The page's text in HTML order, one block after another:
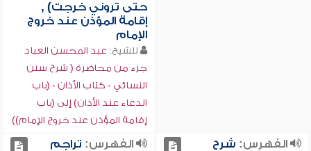
حتى تروني خرجت) ,
إقامة المؤذن عند خروج
الإمام
للشيخ: عبد المحسن العباد
جزء من محاضرة ( شرح سنن
النسائي - كتاب الأذان - (باب
الدعاء عند الأذان) إلى (باب
إقامة المؤذن عند خروج الإمام))
الفهرس: شرح
الفهرس: تراجم